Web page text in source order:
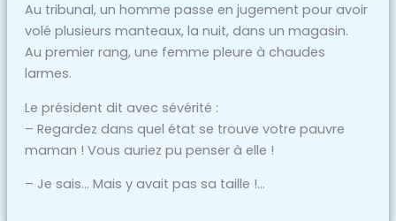
Au tribunal, un homme passe en jugement pour avoir
volé plusieurs manteaux, la nuit, dans un magasin.
Au premier rang, une femme pleure à chaudes
larmes.
Le président dit avec sévérité :
– Regardez dans quel état se trouve votre pauvre
maman ! Vous auriez pu penser à elle !
– Je sais… Mais y avait pas sa taille !…